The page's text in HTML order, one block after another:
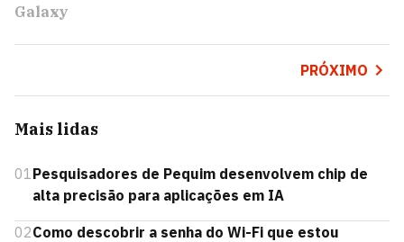
Galaxy
PRÓXIMO
Mais lidas
01Pesquisadores de Pequim desenvolvem chip de
alta precisão para aplicações em IA
02Como descobrir a senha do Wi-Fi que estou